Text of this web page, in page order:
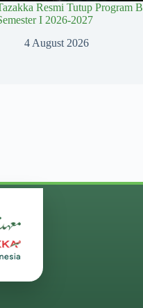
Resmi Tutup Program
I 2026-2027
4 August 2026